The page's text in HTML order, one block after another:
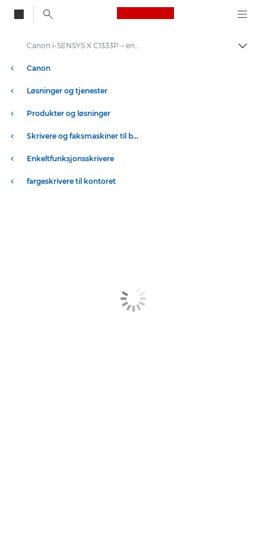
Canon Logo, back
Canon
Løsninger og tjenester
Produkter og løsninger
Skrivere og faksmaskiner til bedrifter
Enkeltfunksjonsskrivere
fargeskrivere til kontoret
Canon i-SENSYS X C1333P – enkeltfunksjonsskrivere